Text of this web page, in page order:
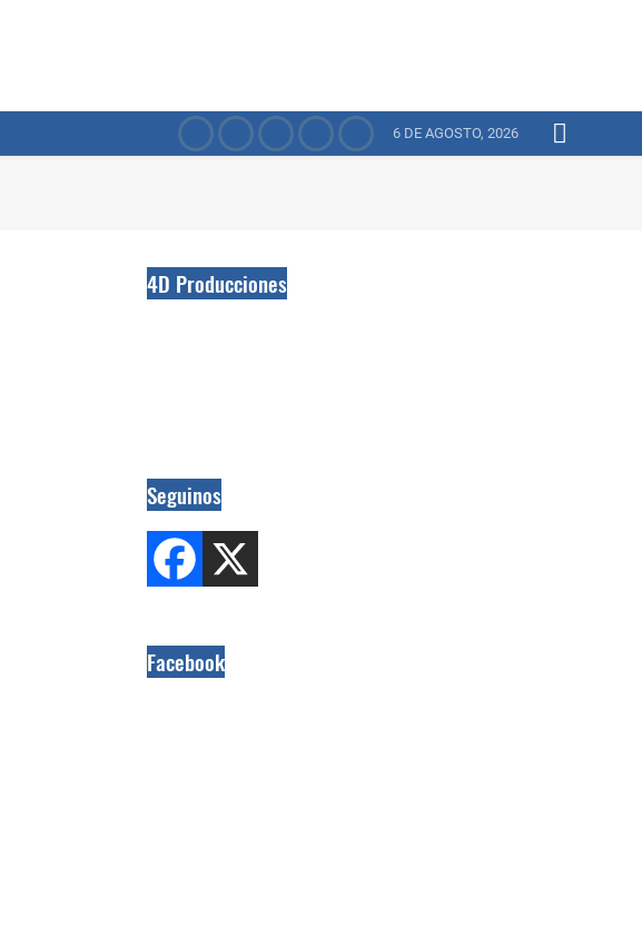
6 DE AGOSTO, 2026
4D Producciones
Seguinos
Facebook